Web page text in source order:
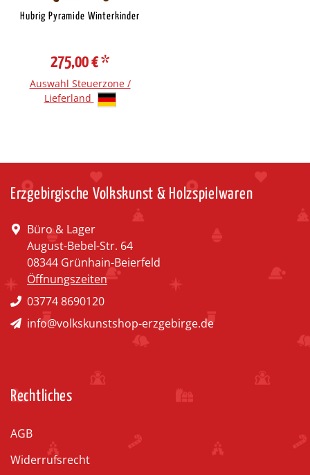
Hubrig Pyramide Winterkinder
275,00 €*
Auswahl Steuerzone /
Lieferland
Erzgebirgische Volkskunst & Holzspielwaren
Büro & Lager
August-Bebel-Str. 64
08344 Grünhain-Beierfeld
Öffnungszeiten
03774 8690120
info@volkskunstshop-erzgebirge.de
Rechtliches
AGB
Widerrufsrecht